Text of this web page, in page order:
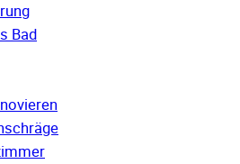
Bad